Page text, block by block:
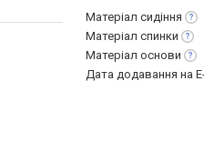
Матеріал сидіння
Матеріал спинки
Матеріал основи
Дата додавання на